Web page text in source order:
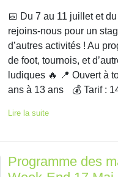
📅 Du 7 au 11 juillet et
rejoins-nous pour un
d’autres activités ! Au
de foot, tournois, et
ludiques 🔥 📍 Ouvert à
ans à 13 ans 💰 Tarif :
Lire la suite
Programme des